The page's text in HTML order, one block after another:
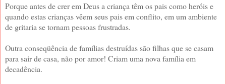
Porque antes de crer em Deus a criança têm os pais como heróis e
quando estas crianças vêem seus pais em conflito, em um ambiente
de gritaria se tornam pessoas frustradas.
Outra conseqüência de famílias destruídas são filhas que se casam
para sair de casa, não por amor! Criam uma nova família em
decadência.